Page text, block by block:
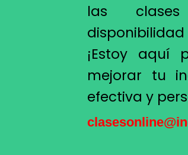
las
¡Estoy aquí
mejorar tu
efectiva y